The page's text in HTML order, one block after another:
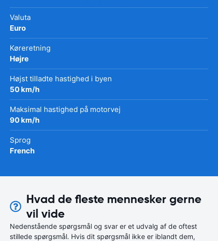
Valuta
Euro
Køreretning
Højre
Højst tilladte hastighed i byen
50 km/h
Maksimal hastighed på motorvej
90 km/h
Sprog
French
Hvad de fleste mennesker gerne
vil vide
Nedenstående spørgsmål og svar er et udvalg af de oftest
stillede spørgsmål. Hvis dit spørgsmål ikke er iblandt dem,